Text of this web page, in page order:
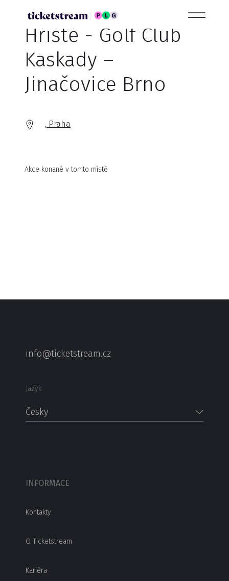
Hřiště - Golf Club
Kaskady –
Jinačovice Brno
, Praha
Akce konané v tomto místě
info@ticketstream.cz
Jazyk
Česky
INFORMACE
Kontakty
O Ticketstream
Kariéra